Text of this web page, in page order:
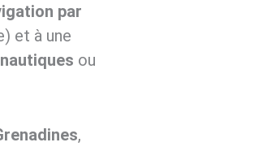
par
et à une
ou
,